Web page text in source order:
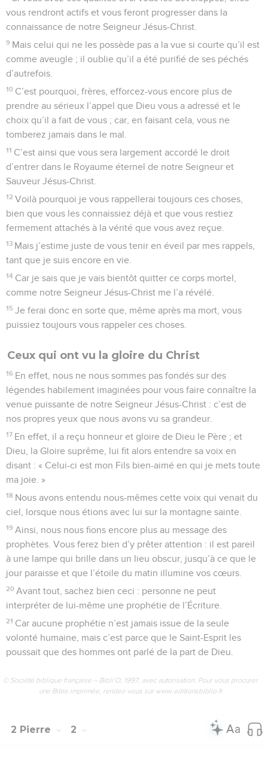
vous rendront actifs et vous feront progresser dans la
connaissance de notre Seigneur Jésus-Christ.
9 Mais celui qui ne les possède pas a la vue si courte qu’il est
comme aveugle ; il oublie qu’il a été purifié de ses péchés
d’autrefois.
10 C’est pourquoi, frères, efforcez-vous encore plus de
prendre au sérieux l’appel que Dieu vous a adressé et le
choix qu’il a fait de vous ; car, en faisant cela, vous ne
tomberez jamais dans le mal.
11 C’est ainsi que vous sera largement accordé le droit
d’entrer dans le Royaume éternel de notre Seigneur et
Sauveur Jésus-Christ.
12 Voilà pourquoi je vous rappellerai toujours ces choses,
bien que vous les connaissiez déjà et que vous restiez
fermement attachés à la vérité que vous avez reçue.
13 Mais j’estime juste de vous tenir en éveil par mes rappels,
tant que je suis encore en vie.
14 Car je sais que je vais bientôt quitter ce corps mortel,
comme notre Seigneur Jésus-Christ me l’a révélé.
15 Je ferai donc en sorte que, même après ma mort, vous
puissiez toujours vous rappeler ces choses.
Ceux qui ont vu la gloire du Christ
16 En effet, nous ne nous sommes pas fondés sur des
légendes habilement imaginées pour vous faire connaître la
venue puissante de notre Seigneur Jésus-Christ : c’est de
nos propres yeux que nous avons vu sa grandeur.
17 En effet, il a reçu honneur et gloire de Dieu le Père ; et
Dieu, la Gloire suprême, lui fit alors entendre sa voix en
disant : « Celui-ci est mon Fils bien-aimé en qui je mets toute
ma joie. »
18 Nous avons entendu nous-mêmes cette voix qui venait du
ciel, lorsque nous étions avec lui sur la montagne sainte.
19 Ainsi, nous nous fions encore plus au message des
prophètes. Vous ferez bien d’y prêter attention : il est pareil
à une lampe qui brille dans un lieu obscur, jusqu’à ce que le
jour paraisse et que l’étoile du matin illumine vos cœurs.
20 Avant tout, sachez bien ceci : personne ne peut
interpréter de lui-même une prophétie de l’Écriture.
21 Car aucune prophétie n’est jamais issue de la seule
volonté humaine, mais c’est parce que le Saint-Esprit les
poussait que des hommes ont parlé de la part de Dieu.
© Société biblique française – Bibli’O, 1997, avec autorisation. Pour vous procurer
une Bible imprimée, rendez-vous sur www.editionsbiblio.fr
2 Pierre 2